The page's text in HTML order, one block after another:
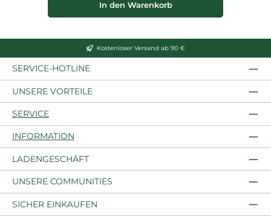
In den Warenkorb
Kostenloser Versand ab 90 €
SERVICE-HOTLINE
UNSERE VORTEILE
SERVICE
INFORMATION
LADENGESCHÄFT
UNSERE COMMUNITIES
SICHER EINKAUFEN